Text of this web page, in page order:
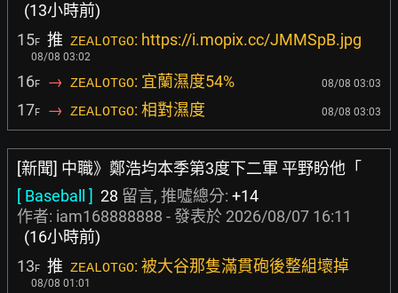
(13小時前)
15F 推 ZEALOTGO: https://i.mopix.cc/JMMSpB.jpg
08/08 03:02
16F → ZEALOTGO: 宜蘭濕度54% 08/08 03:03
17F → ZEALOTGO: 相對濕度 08/08 03:03
[新聞] 中職》鄭浩均本季第3度下二軍 平野盼他「
[ Baseball ] 28 留言, 推噓總分: +14
作者: iam168888888 - 發表於 2026/08/07 16:11
(16小時前)
13F 推 ZEALOTGO: 被大谷那隻滿貫砲後整組壞掉
08/08 01:01